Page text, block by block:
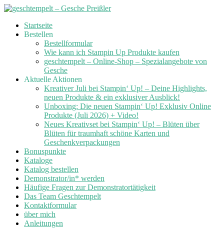
Skip
Startseite
Bestellen
Bestellformular
Wie kann ich Stampin Up Produkte kaufen
geschtempelt – Online-Shop – Spezialangebote von
Gesche
Aktuelle Aktionen
Kreativer Juli bei Stampin‘ Up! – Deine Highlights,
neuen Produkte & ein exklusiver Ausblick!
Unboxing: Die neuen Stampin‘ Up! Exklusiv Online
Produkte (Juli 2026) + Video!
Neues Kreativset bei Stampin‘ Up! – Blüten über
Blüten für traumhaft schöne Karten und
Geschenkverpackungen
Bonuspunkte
Kataloge
Katalog bestellen
Demonstrator/in* werden
Häufige Fragen zur Demonstratortätigkeit
Das Team Geschtempelt
Kontaktformular
über mich
Anleitungen